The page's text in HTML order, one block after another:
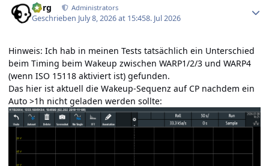
borg Administrators
Geschrieben July 8, 2026 at 15:458. Jul 2026
Hinweis: Ich hab in meinen Tests tatsächlich ein Unterschied
beim Timing beim Wakeup zwischen WARP1/2/3 und WARP4
(wenn ISO 15118 aktiviert ist) gefunden.
Das hier ist aktuell die Wakeup-Sequenz auf CP nachdem ein
Auto >1h nicht geladen werden sollte: